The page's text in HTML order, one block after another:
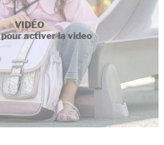
VIDÉO
pour activer la video